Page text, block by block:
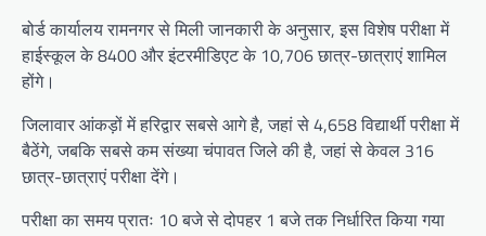
बोर्ड कार्यालय रामनगर से मिली जानकारी के अनुसार, इस विशेष परीक्षा में
हाईस्कूल के 8400 और इंटरमीडिएट के 10,706 छात्र-छात्राएं शामिल
होंगे।
जिलावार आंकड़ों में हरिद्वार सबसे आगे है, जहां से 4,658 विद्यार्थी परीक्षा में
बैठेंगे, जबकि सबसे कम संख्या चंपावत जिले की है, जहां से केवल 316
छात्र-छात्राएं परीक्षा देंगे।
परीक्षा का समय प्रातः 10 बजे से दोपहर 1 बजे तक निर्धारित किया गया